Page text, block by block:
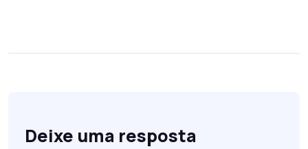
Deixe uma resposta